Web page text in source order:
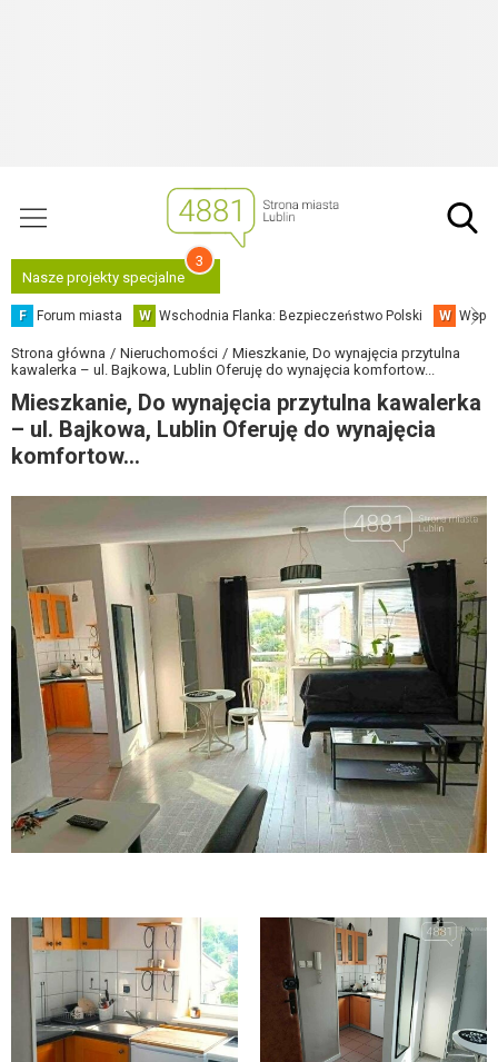
Nasze projekty specjalne
3
F Forum miasta W Wschodnia Flanka: Bezpieczeństwo Polski W
Strona główna Nieruchomości
Mieszkanie, Do wynajęcia przytulna
kawalerka – ul. Bajkowa, Lublin Oferuję do wynajęcia komfortow...
Mieszkanie, Do wynajęcia przytulna kawalerka
– ul. Bajkowa, Lublin Oferuję do wynajęcia
komfortow...